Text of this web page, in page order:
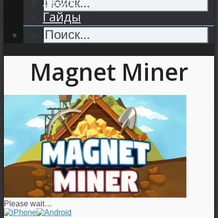
Гайды
Magnet Miner
Please wait…